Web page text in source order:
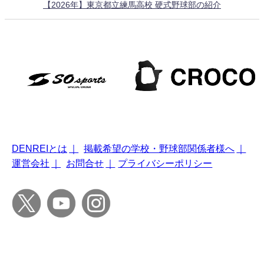
【2026年】東京都立練馬高校 硬式野球部の紹介
DENREIとは 掲載希望の学校・野球部関係者様へ
運営会社
お問合せ プライバシーポリシー